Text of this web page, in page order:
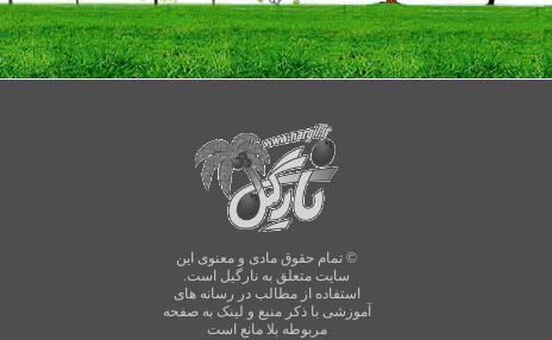
© تمام حقوق مادی و معنوی این
سایت متعلق به نارگیل است.
استفاده از مطالب در رسانه های
آموزشی با ذکر منبع و لینک به صفحه
مربوطه بلا مانع است